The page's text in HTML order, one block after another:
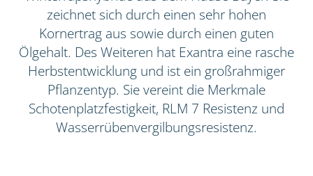
zeichnet sich durch einen sehr hohen
Kornertrag aus sowie durch einen guten
Ölgehalt. Des Weiteren hat Exantra eine rasche
Herbstentwicklung und ist ein großrahmiger
Pflanzentyp. Sie vereint die Merkmale
Schotenplatzfestigkeit, RLM 7 Resistenz und
Wasserrübenvergilbungsresistenz.